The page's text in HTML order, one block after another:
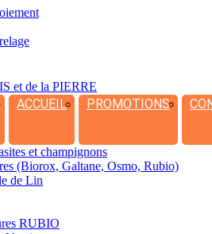
et de la PIERRE
ACCUEIL PROMOTIONS
et champignons
(Biorox, Galtane, Osmo, Rubio)
de Lin
RUBIO